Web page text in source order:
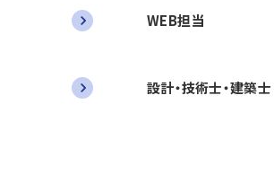
WEB担当
設計・技術士・建築士